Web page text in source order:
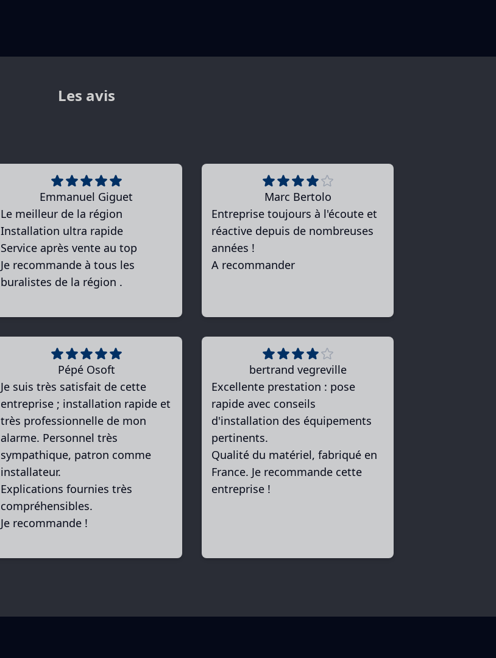
Les avis
Emmanuel Giguet
Le meilleur de la région
Installation ultra rapide
Service après vente au top
Je recommande à tous les
buralistes de la région .
Marc Bertolo
Entreprise toujours à l'écoute et
réactive depuis de nombreuses
années !
A recommander
Pépé Osoft
Je suis très satisfait de cette
entreprise ; installation rapide et
très professionnelle de mon
alarme. Personnel très
sympathique, patron comme
installateur.
Explications fournies très
compréhensibles.
Je recommande !
bertrand vegreville
Excellente prestation : pose
rapide avec conseils
d'installation des équipements
pertinents.
Qualité du matériel, fabriqué en
France. Je recommande cette
entreprise !